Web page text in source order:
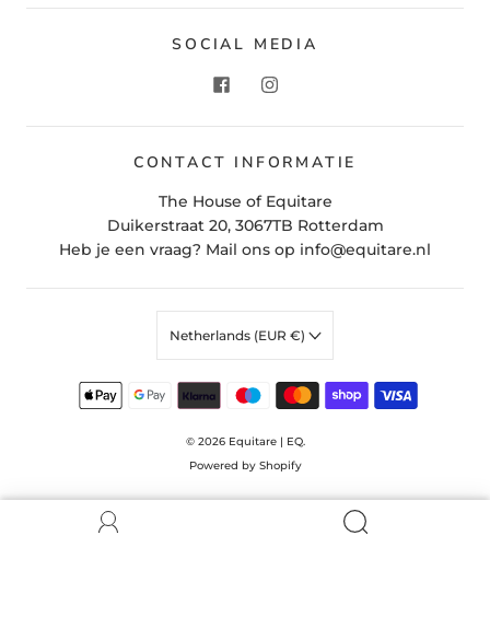
SOCIAL MEDIA
CONTACT INFORMATIE
The House of Equitare
Duikerstraat 20, 3067TB Rotterdam
Heb je een vraag? Mail ons op info@equitare.nl
© 2026 Equitare | EQ.
Powered by Shopify
Netherlands (EUR €)